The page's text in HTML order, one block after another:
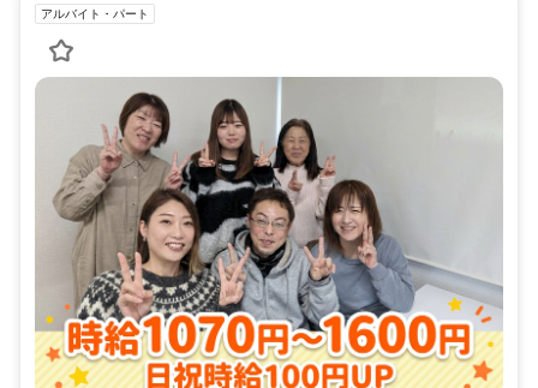
アルバイト・パート